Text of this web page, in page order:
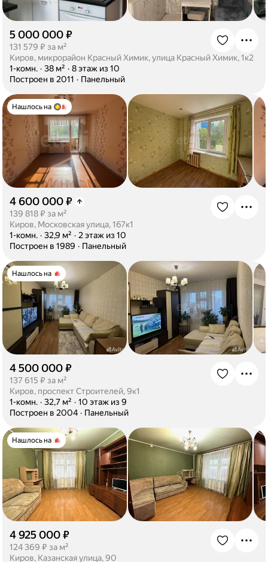
5 000 000 ₽
131 579 ₽ за м²
Киров, микрорайон Красный Химик, улица Красный Химик, 1к2
1-комн. · 38 м² · 8 этаж из 10
Построен в 2011 · Панельный
Нашлось на
4 600 000 ₽
139 818 ₽ за м²
Киров, Московская улица, 167к1
1-комн. · 32,9 м² · 2 этаж из 10
Построен в 1989 · Панельный
Нашлось на
4 500 000 ₽
137 615 ₽ за м²
Киров, проспект Строителей, 9к1
1-комн. · 32,7 м² · 10 этаж из 9
Построен в 2004 · Панельный
Нашлось на
4 925 000 ₽
124 369 ₽ за м²
Киров, Казанская улица, 90